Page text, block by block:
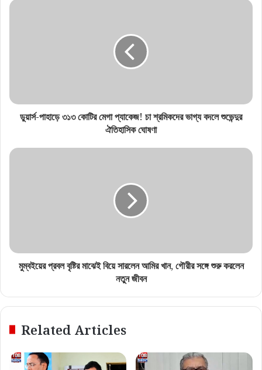
ডুয়ার্স-পাহাড়ে ৩১৩ কোটির মেগা প্যাকেজ! চা শ্রমিকদের ভাগ্য বদলে শুভেন্দুর
ঐতিহাসিক ঘোষণা
মুম্বইয়ের প্রবল বৃষ্টির মাঝেই বিয়ে সারলেন আমির খান, গৌরীর সঙ্গে শুরু করলেন
নতুন জীবন
Related Articles